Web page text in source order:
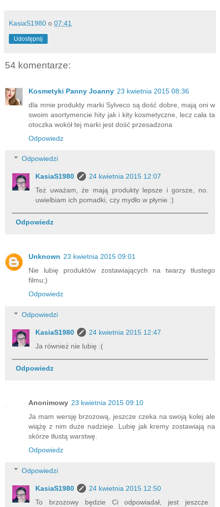
KasiaS1980 o 07:41
Udostępnij
54 komentarze:
Kosmetyki Panny Joanny 23 kwietnia 2015 08:36
dla mnie produkty marki Sylveco są dość dobre, mają oni w
swoim asortymencie hity jak i kity kosmetyczne, lecz cała ta
otoczka wokół tej marki jest dość przesadzona
Odpowiedz
Odpowiedzi
KasiaS1980
24 kwietnia 2015 12:07
Też uważam, że mają produkty lepsze i gorsze, no.
uwielbiam ich pomadki, czy mydło w płynie :)
Odpowiedz
Unknown 23 kwietnia 2015 09:01
Nie lubię produktów zostawiających na twarzy tłustego
filmu;)
Odpowiedz
Odpowiedzi
KasiaS1980
24 kwietnia 2015 12:47
Ja również nie lubię :(
Odpowiedz
Anonimowy 23 kwietnia 2015 09:10
Ja mam wersję brzozową, jeszcze czeka na swoją kolej ale
wiążę z nim duże nadzieje. Lubię jak kremy zostawiają na
skórze tłustą warstwę.
Odpowiedz
Odpowiedzi
KasiaS1980
24 kwietnia 2015 12:50
To brzozowy będzie Ci odpowiadał, jest jeszcze